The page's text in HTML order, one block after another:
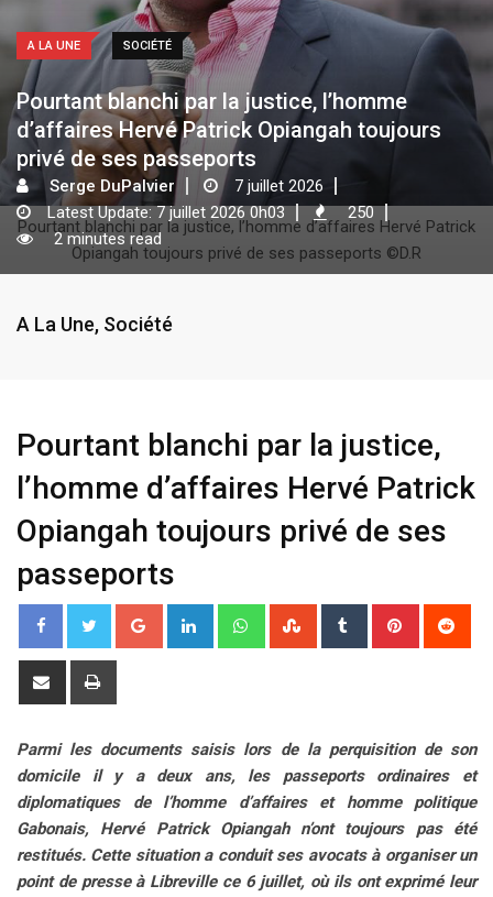
A LA UNE SOCIÉTÉ
Pourtant blanchi par la justice, l’homme
d’affaires Hervé Patrick Opiangah toujours
privé de ses passeports
Serge DuPalvier
7 juillet 2026
Latest Update: 7 juillet 2026 0h03
250
2 minutes read
Pourtant blanchi par la justice, l’homme d’affaires Hervé Patrick
Opiangah toujours privé de ses passeports ©D.R
A La Une, Société
Pourtant blanchi par la justice,
l’homme d’affaires Hervé Patrick
Opiangah toujours privé de ses
passeports
o
e
+
i
d
I
n
h
a
p
p
t
l
e
U
p
o
n
u
r
i
e
s
t
e
t
h
e
v
i
a
E
r
n
t
Parmi les documents saisis lors de la perquisition de son
domicile il y a deux ans, les passeports ordinaires et
diplomatiques de l’homme d’affaires et homme politique
Gabonais, Hervé Patrick Opiangah n’ont toujours pas été
restitués. Cette situation a conduit ses avocats à organiser un
point de presse à Libreville ce 6 juillet, où ils ont exprimé leur